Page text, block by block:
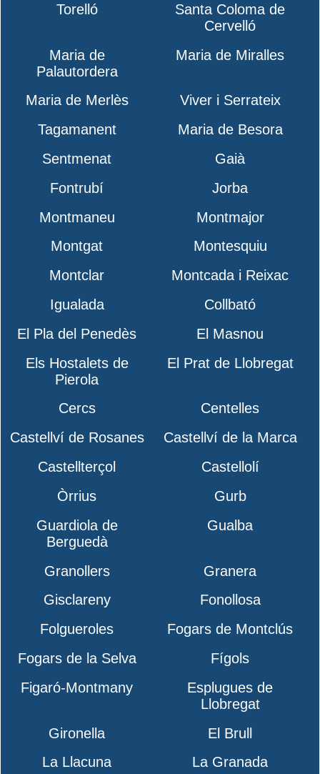
Torelló
Santa Coloma de
Cervelló
Maria de
Palautordera
Maria de Miralles
Maria de Merlès
Viver i Serrateix
Tagamanent
Maria de Besora
Sentmenat
Gaià
Fontrubí
Jorba
Montmaneu
Montmajor
Montgat
Montesquiu
Montclar
Montcada i Reixac
Igualada
Collbató
El Pla del Penedès
El Masnou
Els Hostalets de
Pierola
El Prat de Llobregat
Cercs
Centelles
Castellví de Rosanes
Castellví de la Marca
Castellterçol
Castellolí
Òrrius
Gurb
Guardiola de
Berguedà
Gualba
Granollers
Granera
Gisclareny
Fonollosa
Folgueroles
Fogars de Montclús
Fogars de la Selva
Fígols
Figaró-Montmany
Esplugues de
Llobregat
Gironella
El Brull
La Llacuna
La Granada